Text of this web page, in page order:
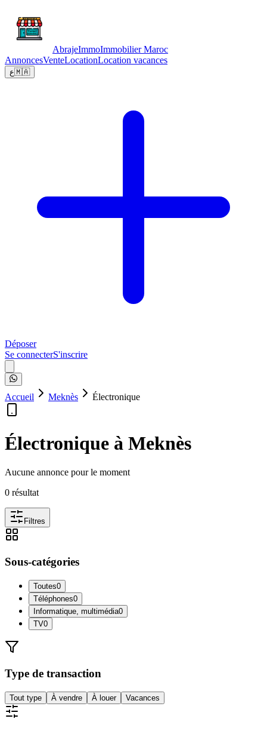
AbrajeImmoImmobilier Maroc
AnnoncesVenteLocationLocation vacances
ع🇲🇦
Déposer
Se connecterS'inscrire
Accueil Meknès Électronique
Électronique à Meknès
Aucune annonce pour le moment
0 résultat
Filtres
Sous-catégories
Toutes0
Téléphones0
Informatique, multimédia0
TV0
Type de transaction
Tout type À vendre À louer Vacances